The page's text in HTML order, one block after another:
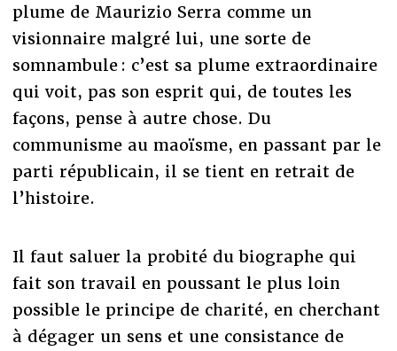
plume de Maurizio Serra comme un
visionnaire malgré lui, une sorte de
somnambule : c’est sa plume extraordinaire
qui voit, pas son esprit qui, de toutes les
façons, pense à autre chose. Du
communisme au maoïsme, en passant par le
parti républicain, il se tient en retrait de
l’histoire.
Il faut saluer la probité du biographe qui
fait son travail en poussant le plus loin
possible le principe de charité, en cherchant
à dégager un sens et une consistance de